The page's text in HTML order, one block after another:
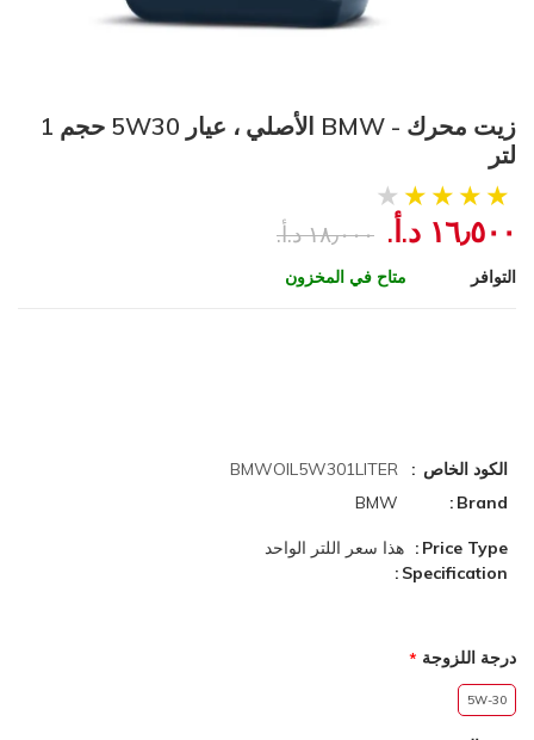
زيت محرك - BMW الأصلي ، عيار 5W30 حجم 1
لتر
١٦٫٥٠٠ د.أ.‏ ١٨٫٠٠٠ د.أ.‏
التوافر متاح في المخزون
الكود الخاص
BMWOIL5W301LITER
Brand
BMW
Price Type
هذا سعر اللتر الواحد
Specification
درجة اللزوجة
5W-30